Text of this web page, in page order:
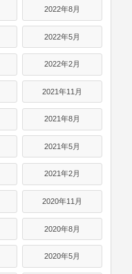
2022年8月
2022年5月
2022年2月
2021年11月
2021年8月
2021年5月
2021年2月
2020年11月
2020年8月
2020年5月